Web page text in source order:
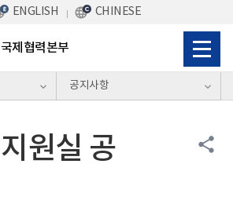
ENGLISH CHINESE
국제협력본부
공지사항
원실 공
share